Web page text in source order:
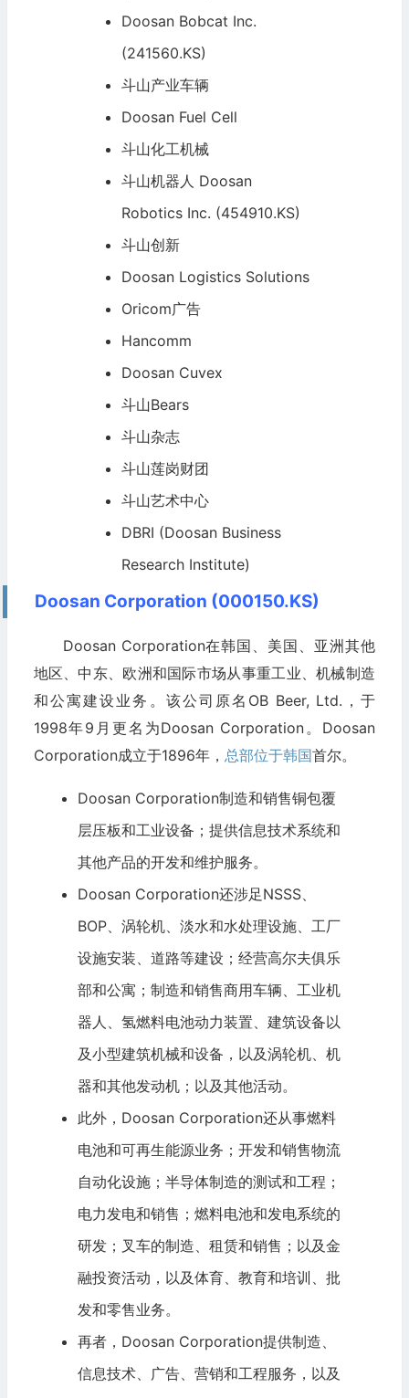
Doosan Bobcat Inc.
(241560.KS)
斗山产业车辆
Doosan Fuel Cell
斗山化工机械
斗山机器人 Doosan
Robotics Inc. (454910.KS)
斗山创新
Doosan Logistics Solutions
Oricom广告
Hancomm
Doosan Cuvex
斗山Bears
斗山杂志
斗山莲岗财团
斗山艺术中心
DBRI (Doosan Business
Research Institute)
Doosan Corporation (000150.KS)
Doosan Corporation在韩国、美国、亚洲其他
地区、中东、欧洲和国际市场从事重工业、机械制造
和公寓建设业务。该公司原名OB Beer, Ltd.，于
1998年9月更名为Doosan Corporation。Doosan
Corporation成立于1896年， 总部位于韩国首尔。
Doosan Corporation制造和销售铜包覆
层压板和工业设备；提供信息技术系统和
其他产品的开发和维护服务。
Doosan Corporation还涉足NSSS、
BOP、涡轮机、淡水和水处理设施、工厂
设施安装、道路等建设；经营高尔夫俱乐
部和公寓；制造和销售商用车辆、工业机
器人、氢燃料电池动力装置、建筑设备以
及小型建筑机械和设备，以及涡轮机、机
器和其他发动机；以及其他活动。
此外，Doosan Corporation还从事燃料
电池和可再生能源业务；开发和销售物流
自动化设施； 半导体制造的测试和工程；
电力发电和销售；燃料电池和发电系统的
研发；叉车的制造、租赁和销售；以及金
融投资活动，以及体育、 教育和培训、批
发和零售业务。
再者，Doosan Corporation提供制造、
信息技术、广告、营销和工程服务，以及